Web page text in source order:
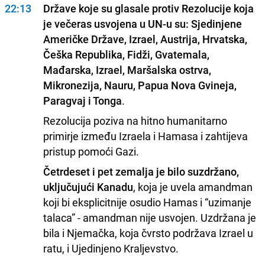
22:13
Države koje su glasale protiv Rezolucije koja
je večeras usvojena u UN-u su: Sjedinjene
Američke Države, Izrael, Austrija, Hrvatska,
Češka Republika, Fidži, Gvatemala,
Mađarska, Izrael, Maršalska ostrva,
Mikronezija, Nauru, Papua Nova Gvineja,
Paragvaj i Tonga.
Rezolucija poziva na hitno humanitarno
primirje između Izraela i Hamasa i zahtijeva
pristup pomoći Gazi.
Četrdeset i pet zemalja je bilo suzdržano,
uključujući Kanadu, koja je uvela amandman
koji bi eksplicitnije osudio Hamas i “uzimanje
talaca” - amandman nije usvojen. Uzdržana je
bila i Njemačka, koja čvrsto podržava Izrael u
ratu, i Ujedinjeno Kraljevstvo.